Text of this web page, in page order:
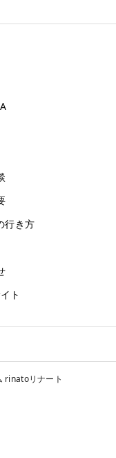
行き方
ト
rinatoリナート